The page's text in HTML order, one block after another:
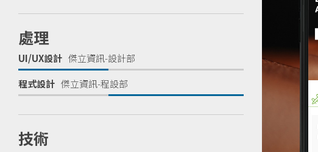
處理
UI/UX設計 傑立資訊-設計部
程式設計 傑立資訊-程設部
技術